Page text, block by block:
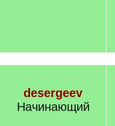
desergeev
Начинающий